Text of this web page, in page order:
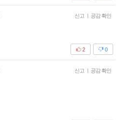
신고 | 공감 확인
0
2
신고 | 공감 확인